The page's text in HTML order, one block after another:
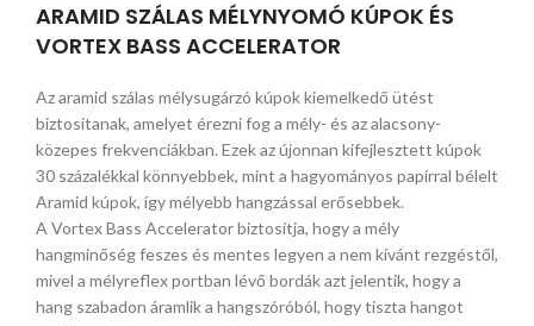
ARAMID SZÁLAS MÉLYNYOMÓ KÚPOK ÉS
VORTEX BASS ACCELERATOR
Az aramid szálas mélysugárzó kúpok kiemelkedő ütést
biztosítanak, amelyet érezni fog a mély- és az alacsony-
közepes frekvenciákban. Ezek az újonnan kifejlesztett kúpok
30 százalékkal könnyebbek, mint a hagyományos papírral bélelt
Aramid kúpok, így mélyebb hangzással erősebbek.
A Vortex Bass Accelerator biztosítja, hogy a mély
hangminőség feszes és mentes legyen a nem kívánt rezgéstől,
mivel a mélyreflex portban lévő bordák azt jelentik, hogy a
hang szabadon áramlik a hangszóróból, hogy tiszta hangot